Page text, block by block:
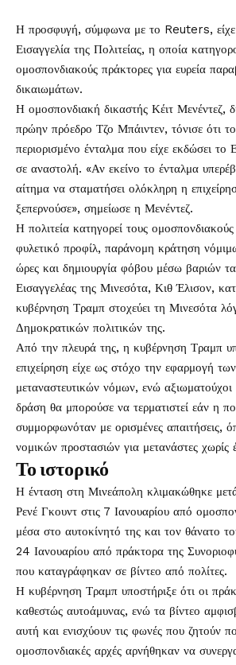
Η προσφυγή, σύμφωνα με το Reuters,
Εισαγγελία της Πολιτείας, η οποία
ομοσπονδιακούς πράκτορες για ευρεία
δικαιωμάτων.
Η ομοσπονδιακή δικαστής Κέιτ Μενέντεζ,
πρώην πρόεδρο Τζο Μπάιντεν, τόνισε ότι
περιορισμένο ένταλμα που είχε εκδώσει το
σε αναστολή. «Αν εκείνο το ένταλμα
αίτημα να σταματήσει ολόκληρη η
ξεπερνούσε», σημείωσε η Μενέντεζ.
Η πολιτεία κατηγορεί τους
φυλετικό προφίλ, παράνομη κράτηση
ώρες και δημιουργία φόβου μέσω βαριών
Εισαγγελέας της Μινεσότα, Κιθ Έλισον,
κυβέρνηση Τραμπ στοχεύει τη Μινεσότα
Δημοκρατικών πολιτικών της.
Από την πλευρά της, η κυβέρνηση Τραμπ
επιχείρηση είχε ως στόχο την εφαρμογή
μεταναστευτικών νόμων, ενώ
δράση θα μπορούσε να τερματιστεί εάν η
συμμορφωνόταν με ορισμένες απαιτήσεις,
νομικών προστασιών για μετανάστες χωρίς
Το ιστορικό
Η ένταση στη Μινεάπολη κλιμακώθηκε
Ρενέ Γκουντ στις 7 Ιανουαρίου από
μέσα στο αυτοκίνητό της και τον θάνατο
24 Ιανουαρίου από πράκτορα της
που καταγράφηκαν σε βίντεο από πολίτες.
Η κυβέρνηση Τραμπ υποστήριξε ότι οι
καθεστώς αυτοάμυνας, ενώ τα βίντεο
αυτή και ενισχύουν τις φωνές που ζητούν
ομοσπονδιακές αρχές αρνήθηκαν να